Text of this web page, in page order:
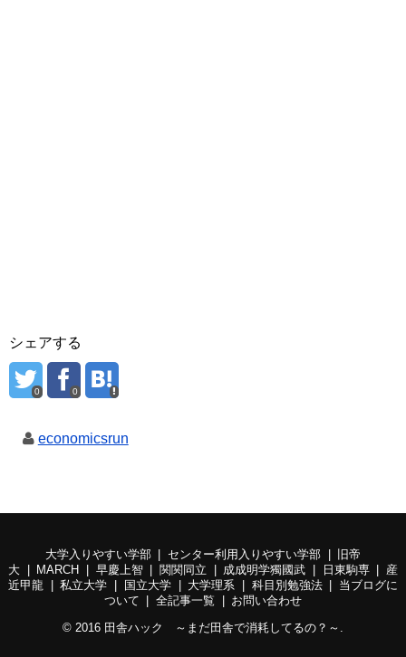
シェアする
0 0
economicsrun
大学入りやすい学部 センター利用入りやすい学部
旧帝
大
MARCH 早慶上智 関関同立 成成明学獨國武 日東駒専
産
近甲龍
私立大学 国立大学 大学理系 科目別勉強法
当ブログに
ついて
全記事一覧
お問い合わせ
© 2016 田舎ハック ～まだ田舎で消耗してるの？～ .